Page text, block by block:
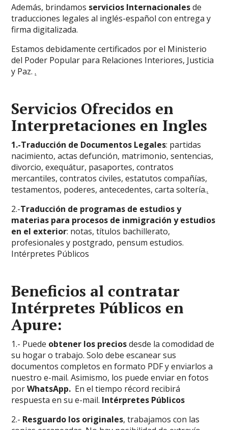
Además, brindamos servicios Internacionalesde
traducciones legales al inglés-español con entrega y
firma digitalizada.
Estamos debidamente certificados por el Ministerio
del Poder Popular para Relaciones Interiores, Justicia
y Paz..
Servicios Ofrecidos en
Interpretaciones en Ingles
1.-Traducción de Documentos Legales: partidas
nacimiento, actas defunción, matrimonio, sentencias,
divorcio, exequátur, pasaportes, contratos
mercantiles, contratos civiles, estatutos compañías,
testamentos, poderes, antecedentes, carta soltería..
2.-Traducción de programas de estudios y
materias para procesos de inmigración y estudios
en el exterior: notas, títulos bachillerato,
profesionales y postgrado, pensum estudios.
Intérpretes Públicos
Beneficios al contratar
Intérpretes Públicos en
Apure:
1.- Puede obtener los preciosdesde la comodidad de
su hogar o trabajo. Solo debe escanear sus
documentos completos en formato PDF y enviarlos a
nuestro e-mail. Asimismo, los puede enviar en fotos
porWhatsApp. En el tiempo récord recibirá
respuesta en su e-mail. Intérpretes Públicos
2.- Resguardo los originales, trabajamos con las